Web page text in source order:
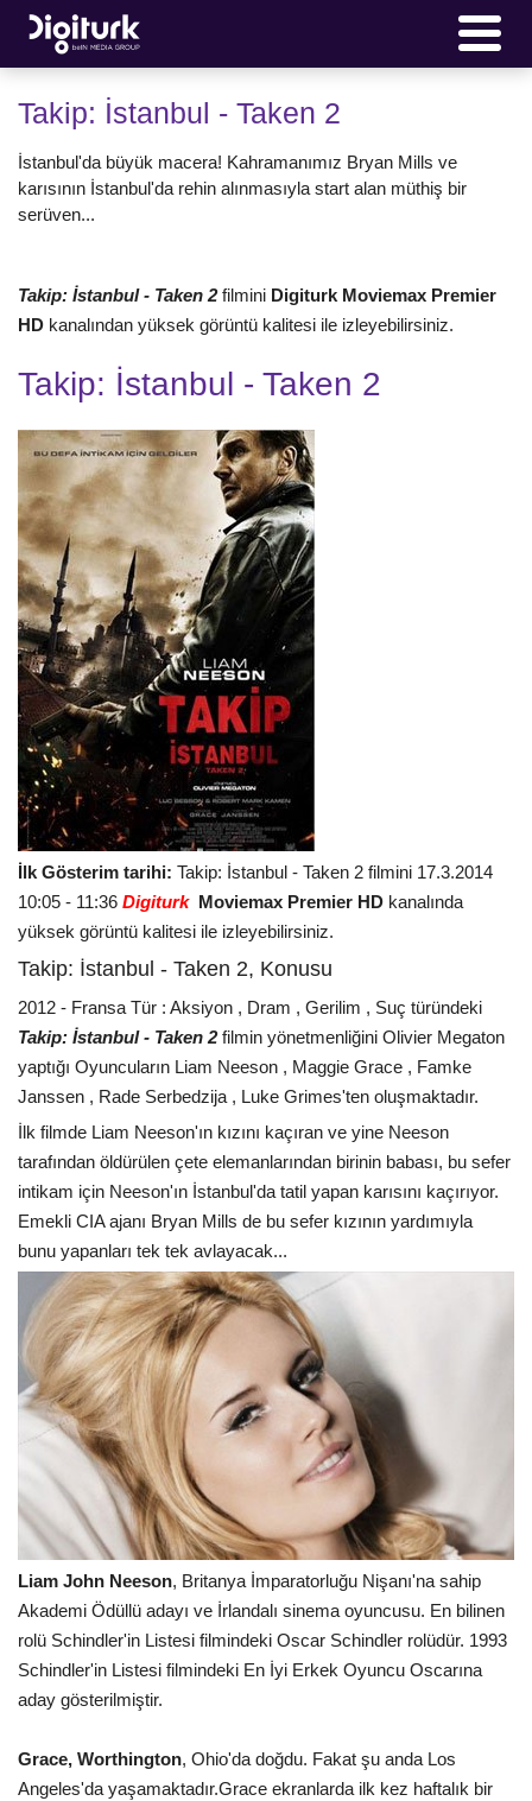
Takip: İstanbul - Taken 2
İstanbul'da büyük macera! Kahramanımız Bryan Mills ve
karısının İstanbul'da rehin alınmasıyla start alan müthiş bir
serüven...
Takip: İstanbul - Taken 2filmini Digiturk Moviemax Premier
HD kanalından yüksek görüntü kalitesi ile izleyebilirsiniz.
Takip: İstanbul - Taken 2
İlk Gösterim tarihi: Takip: İstanbul - Taken 2 filmini 17.3.2014
10:05 - 11:36 Digiturk Moviemax Premier HD kanalında
yüksek görüntü kalitesi ile izleyebilirsiniz.
Takip: İstanbul - Taken 2, Konusu
2012 - Fransa Tür : Aksiyon , Dram , Gerilim , Suç türündeki
Takip: İstanbul - Taken 2filmin yönetmenliğini Olivier Megaton
yaptığı Oyuncuların Liam Neeson , Maggie Grace , Famke
Janssen , Rade Serbedzija , Luke Grimes'ten oluşmaktadır.
İlk filmde Liam Neeson'ın kızını kaçıran ve yine Neeson
tarafından öldürülen çete elemanlarından birinin babası, bu sefer
intikam için Neeson'ın İstanbul'da tatil yapan karısını kaçırıyor.
Emekli CIA ajanı Bryan Mills de bu sefer kızının yardımıyla
bunu yapanları tek tek avlayacak...
Liam John Neeson, Britanya İmparatorluğu Nişanı'na sahip
Akademi Ödüllü adayı ve İrlandalı sinema oyuncusu. En bilinen
rolü Schindler'in Listesi filmindeki Oscar Schindler rolüdür. 1993
Schindler'in Listesi filmindeki En İyi Erkek Oyuncu Oscarına
aday gösterilmiştir.
Grace, Worthington, Ohio'da doğdu. Fakat şu anda Los
Angeles'da yaşamaktadır.Grace ekranlarda ilk kez haftalık bir